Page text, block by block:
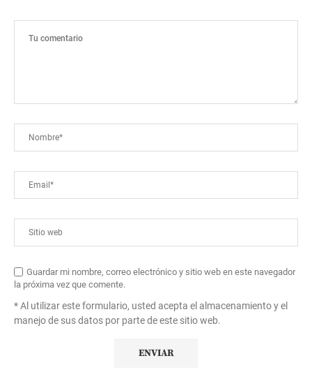
Guardar mi nombre, correo electrónico y sitio web en este navegador
la próxima vez que comente.
* Al utilizar este formulario, usted acepta el almacenamiento y el
manejo de sus datos por parte de este sitio web.